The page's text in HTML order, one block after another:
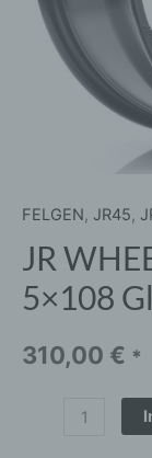
FELGEN, JR45,
JR
5×108
310,00 € *